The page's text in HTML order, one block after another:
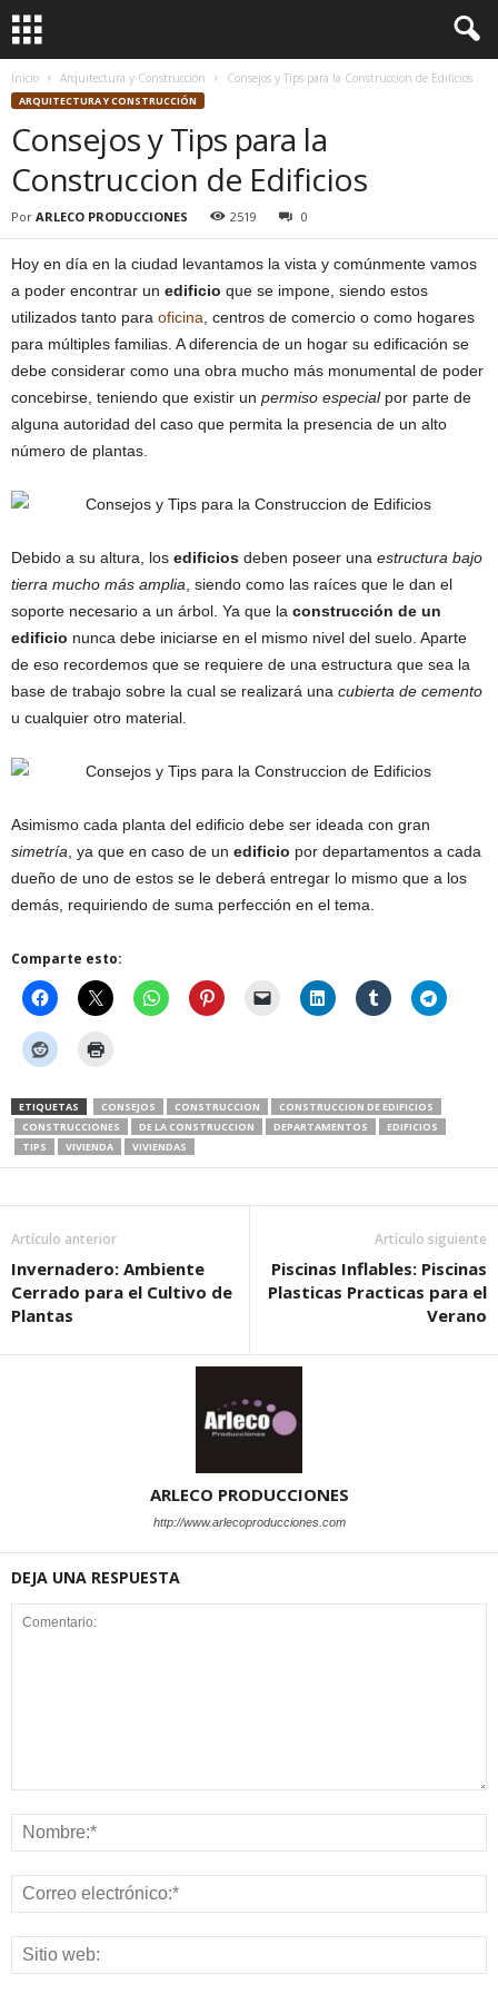
Inicio Arquitectura y Construcción Consejos y Tips para la Construccion de Edificios
ARQUITECTURA Y CONSTRUCCIÓN
Consejos y Tips para la
Construccion de Edificios
Por ARLECO PRODUCCIONES 2519 0
Hoy en día en la ciudad levantamos la vista y comúnmente vamos
a poder encontrar un edificio que se impone, siendo estos
utilizados tanto para oficina , centros de comercio o como hogares
para múltiples familias. A diferencia de un hogar su edificación se
debe considerar como una obra mucho más monumental de poder
concebirse, teniendo que existir un permiso especialpor parte de
alguna autoridad del caso que permita la presencia de un alto
número de plantas.
Debido a su altura, los edificios deben poseer una estructura bajo
tierra mucho más amplia , siendo como las raíces que le dan el
soporte necesario a un árbol. Ya que la construcción de un
edificio nunca debe iniciarse en el mismo nivel del suelo. Aparte
de eso recordemos que se requiere de una estructura que sea la
base de trabajo sobre la cual se realizará una cubierta de cemento
u cualquier otro material.
Asimismo cada planta del edificio debe ser ideada con gran
simetría , ya que en caso de un edificio por departamentos a cada
dueño de uno de estos se le deberá entregar lo mismo que a los
demás, requiriendo de suma perfección en el tema.
Comparte esto:
ETIQUETAS CONSEJOS CONSTRUCCION
CONSTRUCCION DE EDIFICIOS
CONSTRUCCIONES
DE LA CONSTRUCCION DEPARTAMENTOS
EDIFICIOS
TIPS
VIVIENDA VIVIENDAS
Artículo anterior
Invernadero: Ambiente
Cerrado para el Cultivo de
Plantas
Artículo siguiente
Piscinas Inflables: Piscinas
Plasticas Practicas para el
Verano
ARLECO PRODUCCIONES
http://www.arlecoproducciones.com
DEJA UNA RESPUESTA